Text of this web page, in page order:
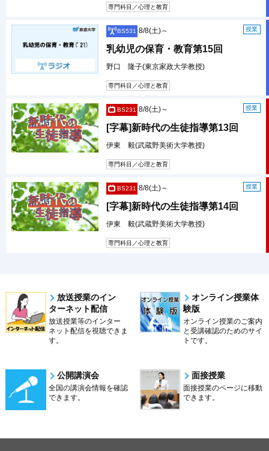
専門科目／心理と教育
BS531 授業
8/8(土)～
乳幼児の保育・教育第15回
野口 隆子(東京家政大学教授)
専門科目／心理と教育
BS231 授業
8/8(土)～
[字幕]新時代の生徒指導第13回
伊東 毅(武蔵野美術大学教授)
専門科目／心理と教育
BS231 授業
8/8(土)～
[字幕]新時代の生徒指導第14回
伊東 毅(武蔵野美術大学教授)
専門科目／心理と教育
放送授業のイン
ターネット配信
放送授業等のインター
ネット配信を視聴できま
す。
オンライン授業体
験版
オンライン授業のご案内
と受講確認のためのサイ
トです。
公開講演会
全国の講演会情報を確認
できます。
面接授業
面接授業のページに移動
できます。